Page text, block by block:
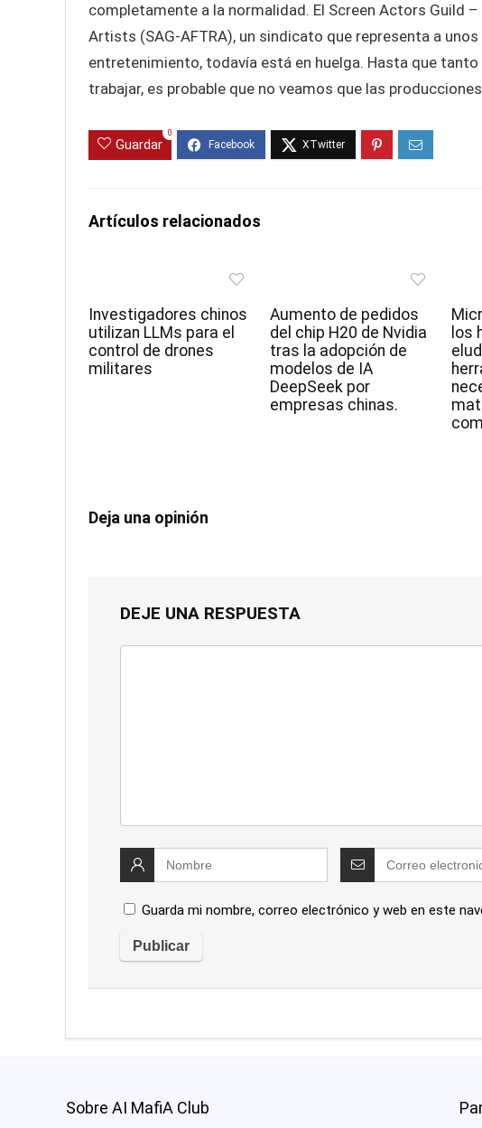
completamente a la normalidad. El Screen Actors Guild
Artists (SAG-AFTRA), un sindicato que representa a
entretenimiento, todavía está en huelga. Hasta que
trabajar, es probable que no veamos que las
Guardar
0
Artículos relacionados
Investigadores chinos
utilizan LLMs para el
control de drones
militares
Aumento de pedidos
del chip H20 de Nvidia
tras la adopción de
modelos de IA
DeepSeek por
empresas chinas.
los
Deja una opinión
DEJE UNA RESPUESTA
Guarda mi nombre, correo electrónico y web en este
Sobre AI MafiA Club